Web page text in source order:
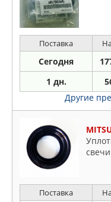
Поставка
Сегодня
1 дн.
Другие
Поставка